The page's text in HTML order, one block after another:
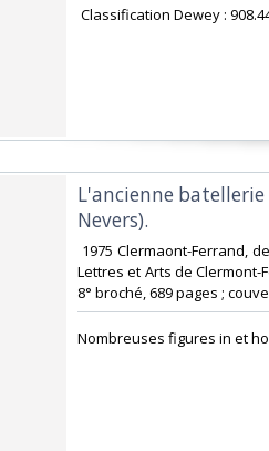
Classification Dewey :
‎L'ancienne batellerie
Nevers).‎
1975 Clermaont-Ferrand,
Lettres et Arts de Clermont-
8° broché, 689 pages ;
‎Nombreuses figures in et